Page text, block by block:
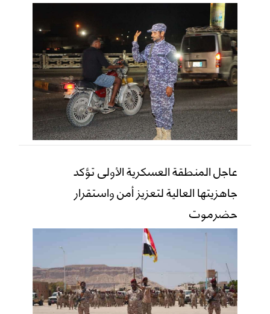
عاجل المنطقة العسكرية الأولى تؤكد
جاهزيتها العالية لتعزيز أمن واستقرار
حضرموت